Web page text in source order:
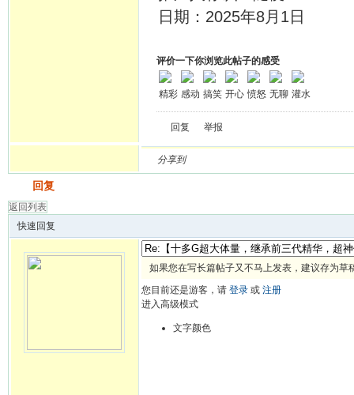
日期：2025年8月1日
评价一下你浏览此帖子的感受
精彩 感动 搞笑 开心 愤怒 无聊 灌水
回复 举报
分享到
回复
返回列表
快速回复
如果您在写长篇帖子又不马上发表，建议存为草
您目前还是游客，请 登录 或 注册
进入高级模式
文字颜色